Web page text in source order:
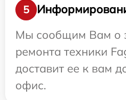
5
Мы сообщим Вам о
ремонта техники
доставит ее к вам
офис.